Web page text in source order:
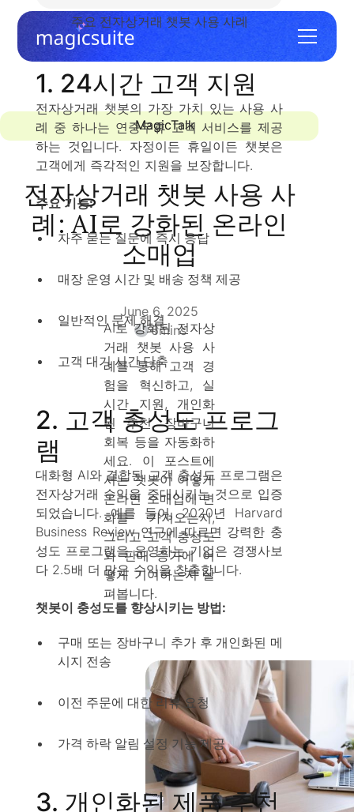
MagicTalk
전자상거래 챗봇 사용 사
례: AI로 강화된 온라인
소매업
June 6, 2025
6mins
AI로 강화된 전자상
거래 챗봇 사용 사
례를 통해 고객 경
험을 혁신하고, 실
시간 지원, 개인화
된 추천, 장바구니
회복 등을 자동화하
세요. 이 포스트에
서는 챗봇이 어떻게
온라인 소매업에 변
화를 가져오는지,
그리고 고객 충성도
와 판매 증가에 어
떻게 기여하는지 살
펴봅니다.
주요 전자상거래 챗봇 사용 사례
1. 24시간 고객 지원
전자상거래 챗봇의 가장 가치 있는 사용 사
례 중 하나는 연중무휴 고객 서비스를 제공
하는 것입니다. 자정이든 휴일이든 챗봇은
고객에게 즉각적인 지원을 보장합니다.
주요 기능:
자주 묻는 질문에 즉시 응답
매장 운영 시간 및 배송 정책 제공
일반적인 문제 해결
고객 대기 시간 단축
2. 고객 충성도 프로그
램
대화형 AI와 결합된 고객 충성도 프로그램은
전자상거래 수익을 증대시키는 것으로 입증
되었습니다. 예를 들어, 2020년 Harvard
Business Review 연구에 따르면 강력한 충
성도 프로그램을 운영하는 기업은 경쟁사보
다 2.5배 더 많은 수익을 창출합니다.
챗봇이 충성도를 향상시키는 방법:
구매 또는 장바구니 추가 후 개인화된 메
시지 전송
이전 주문에 대한 리뷰 요청
가격 하락 알림 설정 기능 제공
3. 개인화된 제품 추천